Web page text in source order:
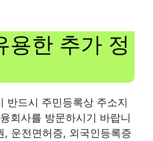
용한 추가 정
반드시 주민등록상 주소지
회사를 방문하시기 바랍니
, 운전면허증, 외국인등록증